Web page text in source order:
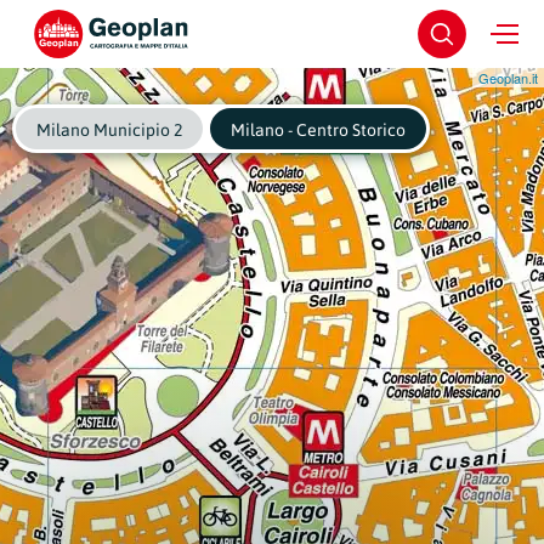
Geoplan.it
Milano Municipio 2 Milano - Centro Storico